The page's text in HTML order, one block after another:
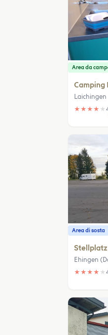
Area da
Camping
Laichingen
★ ★ ★ ★ ★
Area di sosta
Ehingen
★ ★ ★ ★ ★